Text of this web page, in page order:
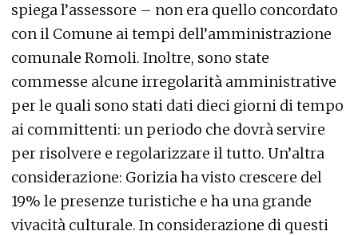
spiega l’assessore – non era quello concordato
con il Comune ai tempi dell’amministrazione
comunale Romoli. Inoltre, sono state
commesse alcune irregolarità amministrative
per le quali sono stati dati dieci giorni di tempo
ai committenti: un periodo che dovrà servire
per risolvere e regolarizzare il tutto. Un’altra
considerazione: Gorizia ha visto crescere del
19% le presenze turistiche e ha una grande
vivacità culturale. In considerazione di questi